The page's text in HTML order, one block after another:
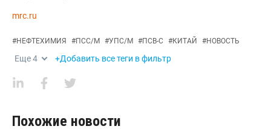
mrc.ru
#НЕФТЕХИМИЯ #ПСС/М #УПС/М #ПСВ-С #КИТАЙ #НОВОСТЬ
Еще4 +Добавить все теги в фильтр
Похожие новости